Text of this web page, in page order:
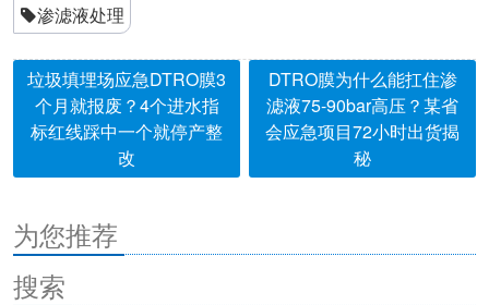
渗滤液处理
垃圾填埋场应急DTRO膜3
个月就报废？4个进水指
标红线踩中一个就停产整
改
DTRO膜为什么能扛住渗
滤液75-90bar高压？某省
会应急项目72小时出货揭
秘
为您推荐
搜索